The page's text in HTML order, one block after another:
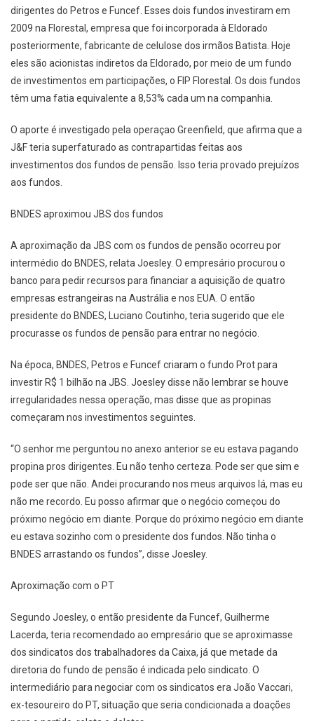
dirigentes do Petros e Funcef. Esses dois fundos investiram em
2009 na Florestal, empresa que foi incorporada à Eldorado
posteriormente, fabricante de celulose dos irmãos Batista. Hoje
eles são acionistas indiretos da Eldorado, por meio de um fundo
de investimentos em participações, o FIP Florestal. Os dois fundos
têm uma fatia equivalente a 8,53% cada um na companhia.
O aporte é investigado pela operaçao Greenfield, que afirma que a
J&F teria superfaturado as contrapartidas feitas aos
investimentos dos fundos de pensão. Isso teria provado prejuízos
aos fundos.
BNDES aproximou JBS dos fundos
A aproximação da JBS com os fundos de pensão ocorreu por
intermédio do BNDES, relata Joesley. O empresário procurou o
banco para pedir recursos para financiar a aquisição de quatro
empresas estrangeiras na Austrália e nos EUA. O então
presidente do BNDES, Luciano Coutinho, teria sugerido que ele
procurasse os fundos de pensão para entrar no negócio.
Na época, BNDES, Petros e Funcef criaram o fundo Prot para
investir R$ 1 bilhão na JBS. Joesley disse não lembrar se houve
irregularidades nessa operação, mas disse que as propinas
começaram nos investimentos seguintes.
“O senhor me perguntou no anexo anterior se eu estava pagando
propina pros dirigentes. Eu não tenho certeza. Pode ser que sim e
pode ser que não. Andei procurando nos meus arquivos lá, mas eu
não me recordo. Eu posso afirmar que o negócio começou do
próximo negócio em diante. Porque do próximo negócio em diante
eu estava sozinho com o presidente dos fundos. Não tinha o
BNDES arrastando os fundos”, disse Joesley.
Aproximação com o PT
Segundo Joesley, o então presidente da Funcef, Guilherme
Lacerda, teria recomendado ao empresário que se aproximasse
dos sindicatos dos trabalhadores da Caixa, já que metade da
diretoria do fundo de pensão é indicada pelo sindicato. O
intermediário para negociar com os sindicatos era João Vaccari,
ex-tesoureiro do PT, situação que seria condicionada a doações